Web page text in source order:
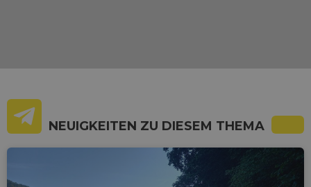
NEUIGKEITEN ZU DIESEM THEMA